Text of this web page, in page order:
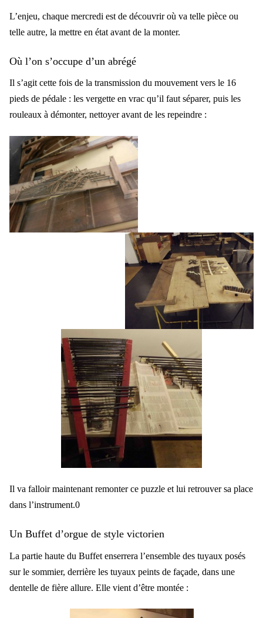
L’enjeu, chaque mercredi est de découvrir où va telle pièce ou
telle autre, la mettre en état avant de la monter.
Où l’on s’occupe d’un abrégé
Il s’agit cette fois de la transmission du mouvement vers le 16
pieds de pédale : les vergette en vrac qu’il faut séparer, puis les
rouleaux à démonter, nettoyer avant de les repeindre :
Il va falloir maintenant remonter ce puzzle et lui retrouver sa place
dans l’instrument.0
Un Buffet d’orgue de style victorien
La partie haute du Buffet enserrera l’ensemble des tuyaux posés
sur le sommier, derrière les tuyaux peints de façade, dans une
dentelle de fière allure. Elle vient d’être montée :